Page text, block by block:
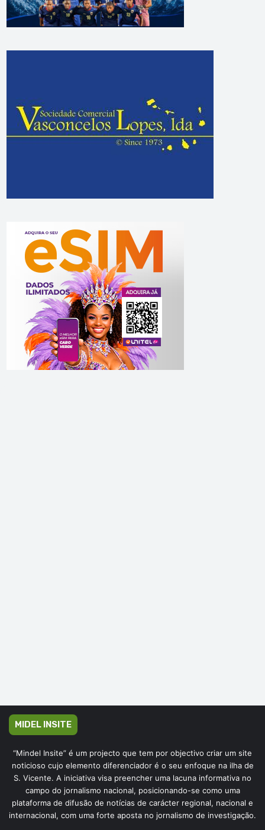
MIDEL INSITE
“Mindel Insite” é um projecto que tem por objectivo criar um site
noticioso cujo elemento diferenciador é o seu enfoque na ilha de
S. Vicente. A iniciativa visa preencher uma lacuna informativa no
campo do jornalismo nacional, posicionando-se como uma
plataforma de difusão de notícias de carácter regional, nacional e
internacional, com uma forte aposta no jornalismo de investigação.